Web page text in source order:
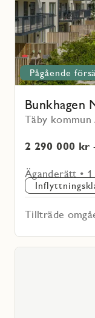
Pågående
Bunkhagen
Täby kommun
2 290 000 kr
Äganderätt •
Tillträde
Läs